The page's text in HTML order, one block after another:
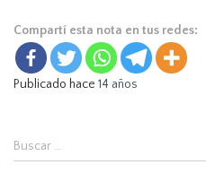
Compartí esta nota en tus redes:
Publicado hace 14 años
B
Buscar …